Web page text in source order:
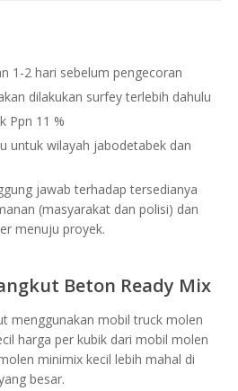
1-2 hari sebelum pengecoran
dilakukan surfey terlebih dahulu
Ppn 11 %
untuk wilayah jabodetabek dan
jawab terhadap tersedianya
(masyarakat dan polisi) dan
menuju proyek.
Beton Ready Mix
menggunakan mobil truck molen
harga per kubik dari mobil molen
minimix kecil lebih mahal di
besar.